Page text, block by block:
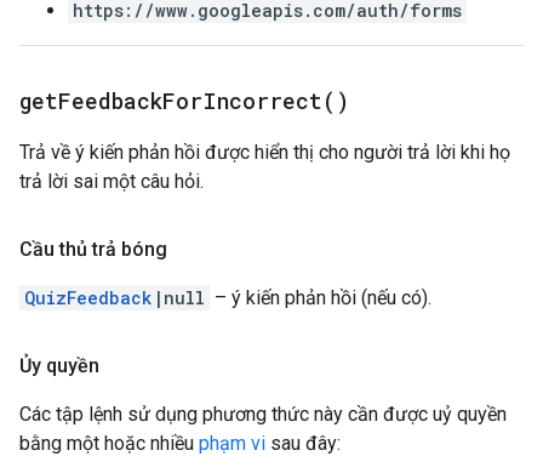
https://www.googleapis.com/auth/forms
getFeedbackForIncorrect( )
Trả về ý kiến phản hồi được hiển thị cho người trả lời khi họ
trả lời sai một câu hỏi.
Cầu thủ trả bóng
QuizFeedback |null – ý kiến phản hồi (nếu có).
Ủy quyền
Các tập lệnh sử dụng phương thức này cần được uỷ quyền
bằng một hoặc nhiều phạm vi sau đây: